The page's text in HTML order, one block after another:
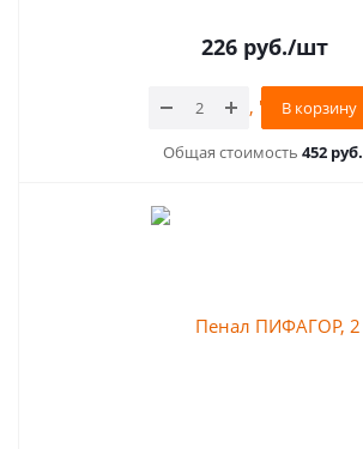
226руб./шт
В корзину
Общая стоимость 452 руб.